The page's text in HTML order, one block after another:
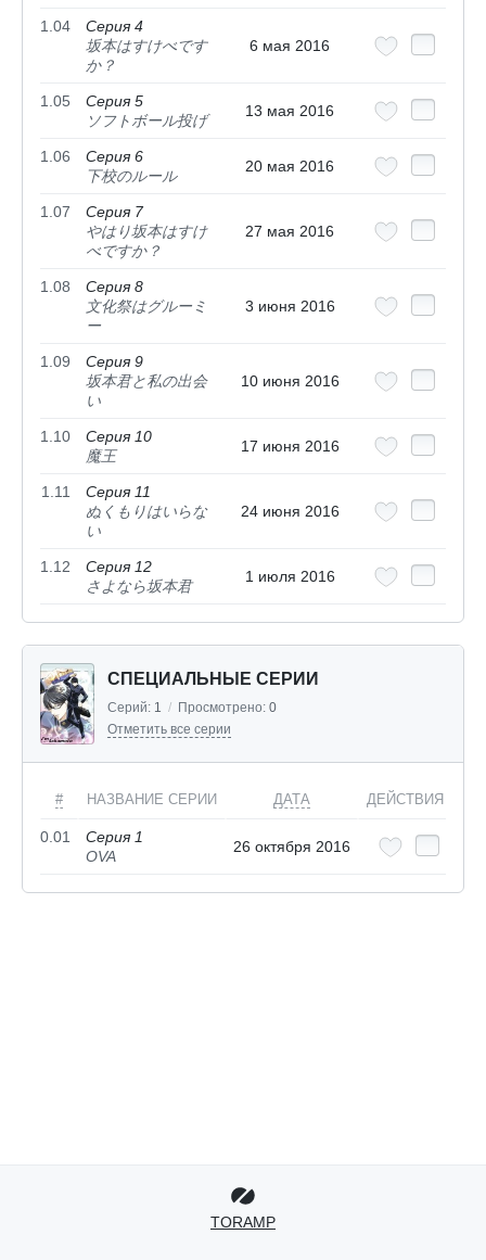
1.04
Серия 4
坂本はすけべです
か？
6 мая 2016
1.05
Серия 5
ソフトボール投げ
13 мая 2016
1.06
Серия 6
下校のルール
20 мая 2016
1.07
Серия 7
やはり坂本はすけ
べですか？
27 мая 2016
1.08
Серия 8
文化祭はグルーミ
ー
3 июня 2016
1.09
Серия 9
坂本君と私の出会
い
10 июня 2016
1.10
Серия 10
魔王
17 июня 2016
1.11
Серия 11
ぬくもりはいらな
い
24 июня 2016
1.12
Серия 12
さよなら坂本君
1 июля 2016
СПЕЦИАЛЬНЫЕ СЕРИИ
Серий: 1 / Просмотрено: 0
Отметить все серии
# НАЗВАНИЕ СЕРИИ ДАТА ДЕЙСТВИЯ
0.01
Серия 1
OVA
26 октября 2016
TORAMP